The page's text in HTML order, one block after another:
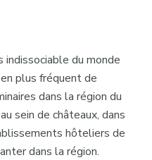
indissociable du monde
plus fréquent de
dans la région du
sein de châteaux, dans
hôteliers de
dans la région.